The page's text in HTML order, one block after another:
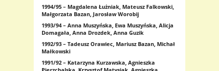
1994/95 – Magdalena Łużniak, Mateusz Falkowski,
Małgorzata Bazan, Jarosław Worobij
1993/94 – Anna Muszyńska, Ewa Muszyńska, Alicja
Domagała, Anna Drozdek, Anna Guzik
1992/93 – Tadeusz Orawiec, Mariusz Bazan, Michał
Małkowski
1991/92 – Katarzyna Kurzawska, Agnieszka